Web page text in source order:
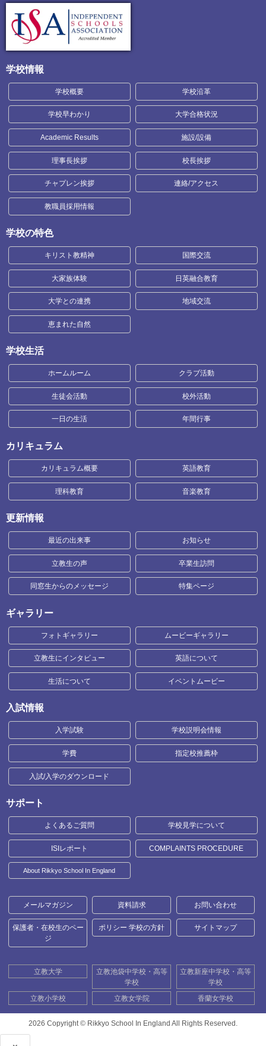
学校情報
学校概要 学校沿革
学校早わかり 大学合格状況
Academic Results 施設/設備
理事長挨拶 校長挨拶
チャプレン挨拶 連絡/アクセス
教職員採用情報
学校の特色
キリスト教精神 国際交流
大家族体験 日英融合教育
大学との連携 地域交流
恵まれた自然
学校生活
ホームルーム クラブ活動
生徒会活動 校外活動
一日の生活 年間行事
カリキュラム
カリキュラム概要 英語教育
理科教育 音楽教育
更新情報
最近の出来事 お知らせ
立教生の声 卒業生訪問
同窓生からのメッセージ 特集ページ
ギャラリー
フォトギャラリー ムービーギャラリー
立教生にインタビュー 英語について
生活について イベントムービー
入試情報
入学試験 学校説明会情報
学費 指定校推薦枠
入試/入学のダウンロード
サポート
よくあるご質問 学校見学について
ISIレポート COMPLAINTS PROCEDURE
About Rikkyo School In England
メールマガジン 資料請求 お問い合わせ
保護者・在校生のペー
ジ
ポリシー 学校の方針 サイトマップ
立教大学
立教池袋中学校・高等
学校
立教新座中学校・高等
学校
立教小学校
立教女学院 香蘭女学校
2026 Copyright © Rikkyo School In England All Rights Reserved.